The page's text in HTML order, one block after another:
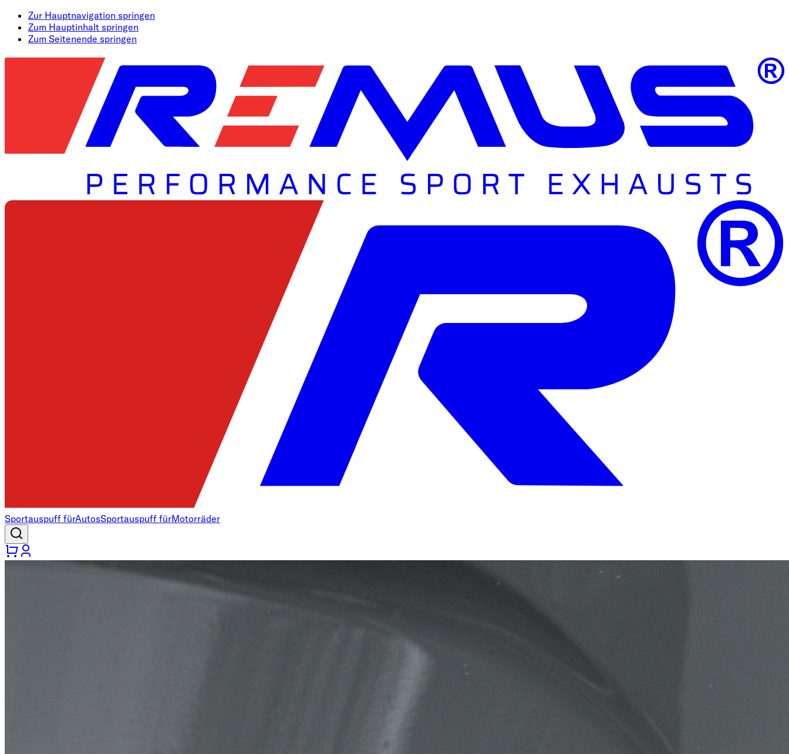
Zur Hauptnavigation springen
Zum Hauptinhalt springen
Zum Seitenende springen
Sportauspuff fürAutosSportauspuff fürMotorräder